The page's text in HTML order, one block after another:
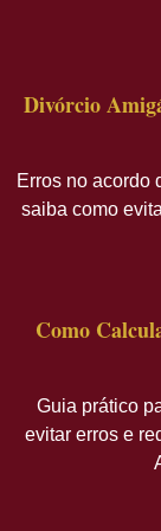
Divórcio
Erros no acordo
saiba como
Como
Guia prático
evitar erros e